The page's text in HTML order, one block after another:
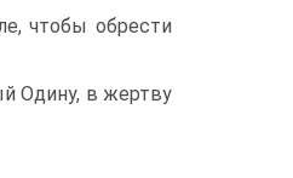
чтобы обрести
Одину, в жертву